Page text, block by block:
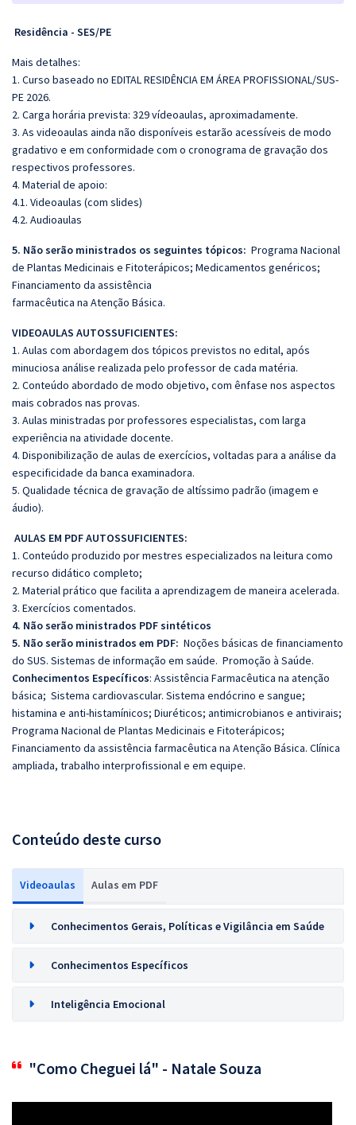
Residência - SES/PE
Mais detalhes:
1. Curso baseado no EDITAL RESIDÊNCIA EM ÁREA PROFISSIONAL/SUS-
PE 2026.
2. Carga horária prevista: 329 vídeoaulas, aproximadamente.
3. As videoaulas ainda não disponíveis estarão acessíveis de modo
gradativo e em conformidade com o cronograma de gravação dos
respectivos professores.
4. Material de apoio:
4.1. Videoaulas (com slides)
4.2. Audioaulas
5. Não serão ministrados os seguintes tópicos: Programa Nacional
de Plantas Medicinais e Fitoterápicos; Medicamentos genéricos;
Financiamento da assistência
farmacêutica na Atenção Básica.
VIDEOAULAS AUTOSSUFICIENTES:
1. Aulas com abordagem dos tópicos previstos no edital, após
minuciosa análise realizada pelo professor de cada matéria.
2. Conteúdo abordado de modo objetivo, com ênfase nos aspectos
mais cobrados nas provas.
3. Aulas ministradas por professores especialistas, com larga
experiência na atividade docente.
4. Disponibilização de aulas de exercícios, voltadas para a análise da
especificidade da banca examinadora.
5. Qualidade técnica de gravação de altíssimo padrão (imagem e
áudio).
AULAS EM PDF AUTOSSUFICIENTES:
1. Conteúdo produzido por mestres especializados na leitura como
recurso didático completo;
2. Material prático que facilita a aprendizagem de maneira acelerada.
3. Exercícios comentados.
4. Não serão ministrados PDF sintéticos
5. Não serão ministrados em PDF: Noções básicas de financiamento
do SUS. Sistemas de informação em saúde. Promoção à Saúde.
Conhecimentos Específicos: Assistência Farmacêutica na atenção
básica; Sistema cardiovascular. Sistema endócrino e sangue;
histamina e anti-histamínicos; Diuréticos; antimicrobianos e antivirais;
Programa Nacional de Plantas Medicinais e Fitoterápicos;
Financiamento da assistência farmacêutica na Atenção Básica. Clínica
ampliada, trabalho interprofissional e em equipe.
Conteúdo deste curso
Videoaulas Aulas em PDF
Conhecimentos Gerais, Políticas e Vigilância em Saúde
Conhecimentos Específicos
Inteligência Emocional
"Como Cheguei lá" - Natale Souza